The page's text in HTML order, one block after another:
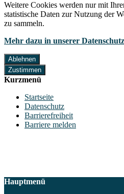
Weitere Cookies werden nur mit
statistische Daten zur Nutzung der
zu sammeln.
Mehr dazu in unserer
Ablehnen
Zustimmen
Kurzmenü
Startseite
Datenschutz
Barrierefreiheit
Barriere melden
Hauptmenü